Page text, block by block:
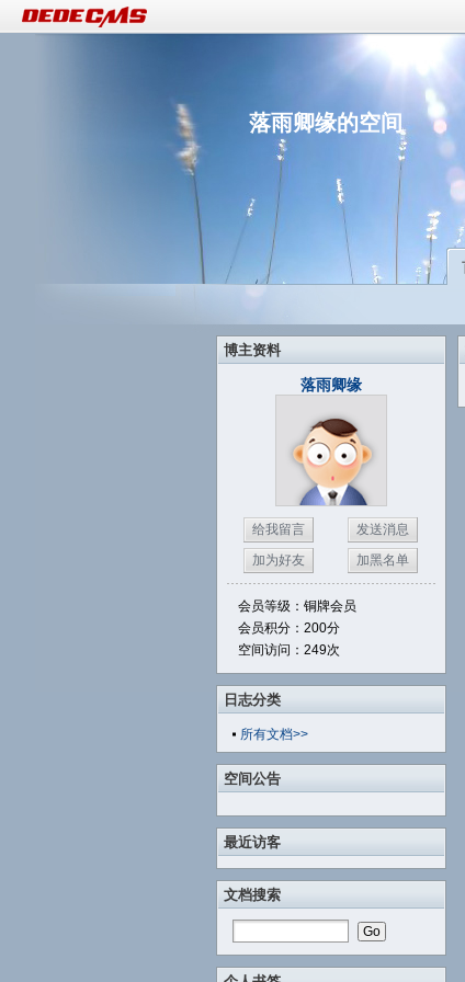
落雨卿缘的空间
博主资料
落雨卿缘
给我留言
发送消息
加为好友
加黑名单
会员等级：铜牌会员
会员积分：200分
空间访问：249次
日志分类
所有文档>>
空间公告
最近访客
文档搜索